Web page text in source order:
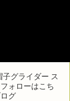
グライダー ス
ォローはこち
グ